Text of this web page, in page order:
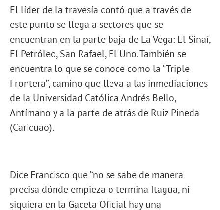
El líder de la travesía contó que a través de
este punto se llega a sectores que se
encuentran en la parte baja de La Vega: El Sinaí,
El Petróleo, San Rafael, El Uno. También se
encuentra lo que se conoce como la “Triple
Frontera”, camino que lleva a las inmediaciones
de la Universidad Católica Andrés Bello,
Antímano y a la parte de atrás de Ruiz Pineda
(Caricuao).
Dice Francisco que “no se sabe de manera
precisa dónde empieza o termina Itagua, ni
siquiera en la Gaceta Oficial hay una